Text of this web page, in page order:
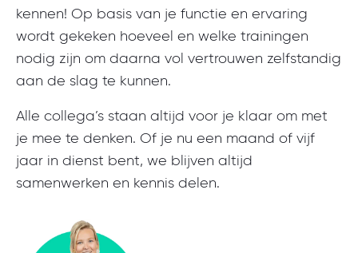
kennen! Op basis van je functie en ervaring
wordt gekeken hoeveel en welke trainingen
nodig zijn om daarna vol vertrouwen zelfstandig
aan de slag te kunnen.
Alle collega’s staan altijd voor je klaar om met
je mee te denken. Of je nu een maand of vijf
jaar in dienst bent, we blijven altijd
samenwerken en kennis delen.